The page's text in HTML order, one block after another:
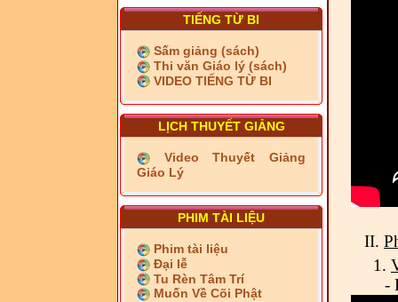
PGHH NHIỆM KỲ VI (2024-
2029) CHO TRỊ SỰ VIÊN
TRUNG ƯƠNG, BAN ĐẠI
DIỆN TỈNH VÀ GIÁO LÝ
VIÊN - CHUYÊN ĐỀ: SỰ RA
ĐỜI, BẢN CHẤT, CHỨC
NĂNG VÀ HÌNH THỨC CỦA
NƯỚC CHXHCN VIỆT NAM
TIẾNG TỪ BI
Sấm giảng (sách)
Thi văn Giáo lý (sách)
VIDEO TIẾNG TỪ BI
LỊCH THUYẾT GIẢNG
Video Thuyết Giảng
Giáo Lý
PHIM TÀI LIỆU
Phim tài liệu
Đại lễ
Tu Rèn Tâm Trí
Muốn Về Cõi Phật
II.
1.
-